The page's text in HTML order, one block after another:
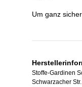
Um ganz
Stoffe-Gardinen
Schwarzacher